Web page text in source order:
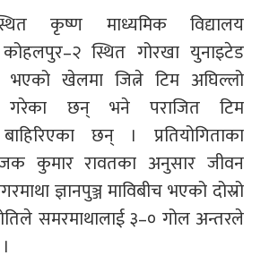
कृष्ण माध्यमिक विद्यालय
स्थित गोरखा युनाइटेड
खेलमा जित्ने टिम अघिल्लो
गरेका छन् भने पराजित टिम
बाहिरिएका छन् । प्रतियोगिताका
कुमार रावतका अनुसार जीवन
ज्ञानपुञ्ज माविबीच भएको दोस्रो
समरमाथालाई ३–० गोल अन्तरले